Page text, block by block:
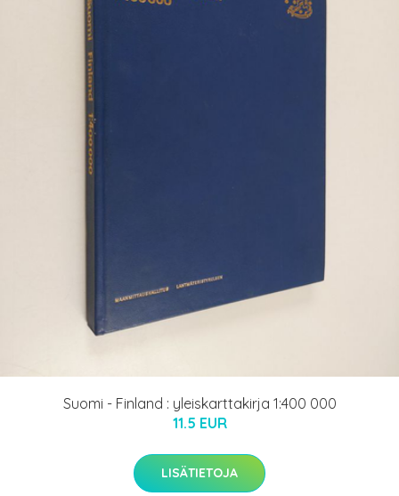
Suomi - Finland : yleiskarttakirja 1:400 000
11.5 EUR
LISÄTIETOJA